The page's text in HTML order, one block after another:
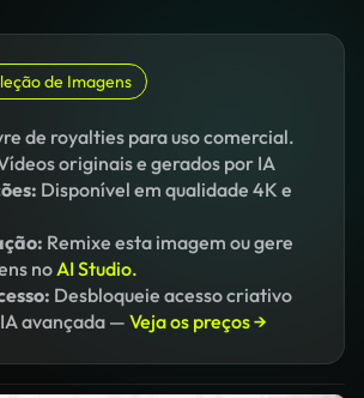
de Imagens
de royalties para uso comercial.
originais e gerados por IA
Disponível em qualidade 4K e
Remixe esta imagem ou gere
noAI Studio.
Desbloqueie acesso criativo
avançada — Veja os preços →